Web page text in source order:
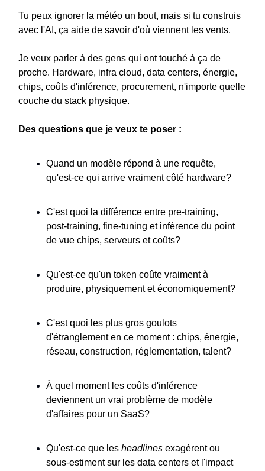
Tu peux ignorer la météo un bout, mais si tu construis
avec l'AI, ça aide de savoir d'où viennent les vents.
Je veux parler à des gens qui ont touché à ça de
proche. Hardware, infra cloud, data centers, énergie,
chips, coûts d'inférence, procurement, n'importe quelle
couche du stack physique.
Des questions que je veux te poser :
Quand un modèle répond à une requête,
qu'est-ce qui arrive vraiment côté hardware?
C'est quoi la différence entre pre-training,
post-training, fine-tuning et inférence du point
de vue chips, serveurs et coûts?
Qu'est-ce qu'un token coûte vraiment à
produire, physiquement et économiquement?
C'est quoi les plus gros goulots
d'étranglement en ce moment : chips, énergie,
réseau, construction, réglementation, talent?
À quel moment les coûts d'inférence
deviennent un vrai problème de modèle
d'affaires pour un SaaS?
Qu'est-ce que les headlines exagèrent ou
sous-estiment sur les data centers et l'impact